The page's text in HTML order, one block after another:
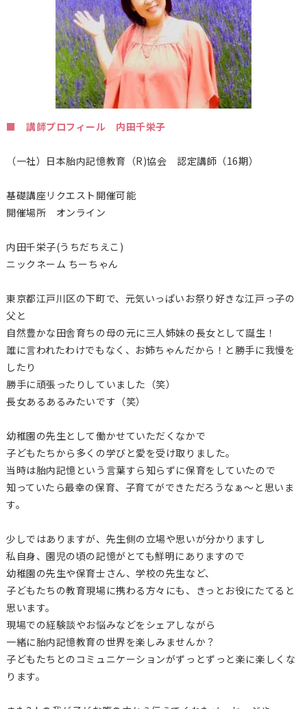
■ 講師プロフィール 内田千栄子
（一社）日本胎内記憶教育（R)協会 認定講師（16期）
基礎講座リクエスト開催可能
開催場所 オンライン
内田千栄子(うちだちえこ)
ニックネーム ちーちゃん
東京都江戸川区の下町で、元気いっぱいお祭り好きな江戸っ子の
父と
自然豊かな田舎育ちの母の元に三人姉妹の長女として誕生！
誰に言われたわけでもなく、お姉ちゃんだから！と勝手に我慢を
したり
勝手に頑張ったりしていました（笑）
長女あるあるみたいです（笑）
幼稚園の先生として働かせていただくなかで
子どもたちから多くの学びと愛を受け取りました。
当時は胎内記憶という言葉すら知らずに保育をしていたので
知っていたら最幸の保育、子育てができただろうなぁ～と思いま
す。
少しではありますが、先生側の立場や思いが分かりますし
私自身、園児の頃の記憶がとても鮮明にありますので
幼稚園の先生や保育士さん、学校の先生など、
子どもたちの教育現場に携わる方々にも、きっとお役にたてると
思います。
現場での経験談やお悩みなどをシェアしながら
一緒に胎内記憶教育の世界を楽しみませんか？
子どもたちとのコミュニケーションがずっとずっと楽に楽しくな
ります。